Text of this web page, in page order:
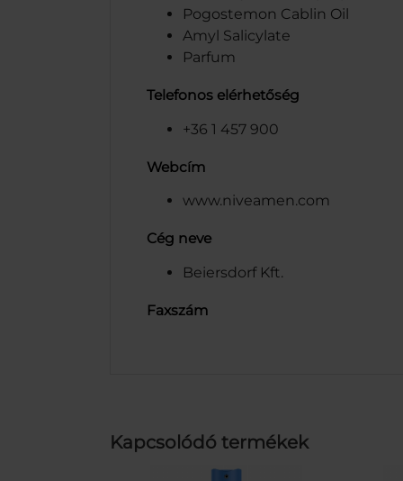
Pogostemon Cablin Oil
Amyl Salicylate
Parfum
Telefonos elérhetőség
+36 1 457 900
Webcím
www.niveamen.com
Cég neve
Beiersdorf Kft.
Faxszám
Kapcsolódó termékek